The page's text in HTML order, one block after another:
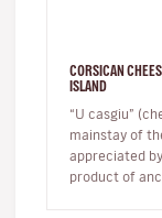
CORSICAN
ISLAND
“U casgiu”
mainstay of
appreciated
product of